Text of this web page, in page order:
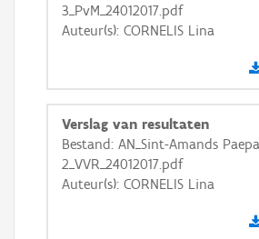
+ −
Basis Lagen
OSM-Basiskaart
3_PvM_24012017.pdf
Auteur(s): CORNELIS Lina
Verslag van resultaten
Bestand: AN_Sint-Amands
2_VVR_24012017.pdf
Auteur(s): CORNELIS Lina